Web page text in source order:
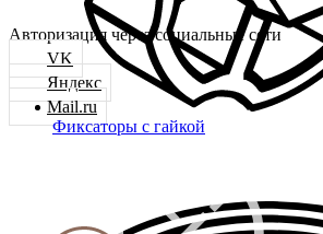
Фиксаторы с гайкой
Авторизация через социальные сети
VK
Яндекс
Mail.ru